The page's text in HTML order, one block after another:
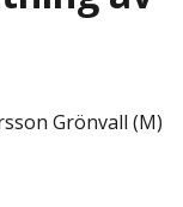
Grönvall (M)